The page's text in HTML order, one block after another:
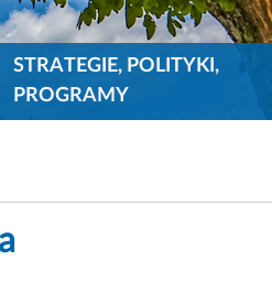
STRATEGIE, POLITYKI,
PROGRAMY